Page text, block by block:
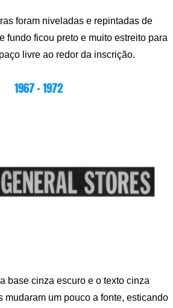
foram niveladas e repintadas de
fundo ficou preto e muito estreito para
livre ao redor da inscrição.
1967 – 1972
base cinza escuro e o texto cinza
mudaram um pouco a fonte, esticando